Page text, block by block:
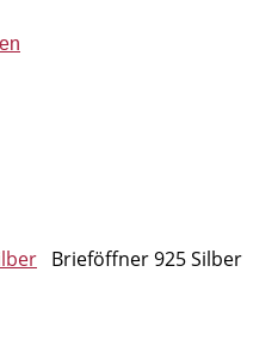
Brieföffner 925 Silber